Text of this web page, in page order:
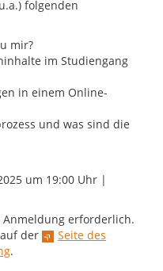
folgenden
mir?
im Studiengang
in einem Online-
und was sind die
um 19:00 Uhr |
Anmeldung erforderlich.
der
Seite des
.